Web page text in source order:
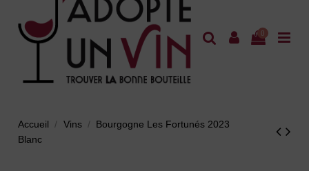
0
Accueil Vins
Bourgogne Les Fortunés 2023
Blanc